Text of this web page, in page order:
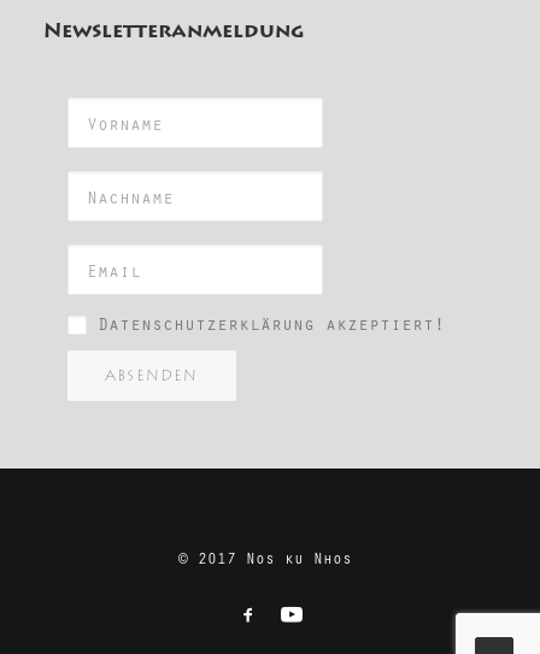
Newsletteranmeldung
Datenschutzerklärung akzeptiert!
ABSENDEN
© 2017 Nos ku Nhos